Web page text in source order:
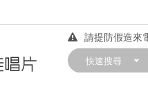
佳佳唱片
請提防假造來
【中華門市營
快速搜尋